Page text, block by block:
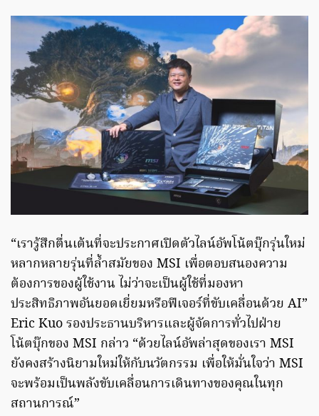
“เรารู้สึกตื่นเต้นที่จะประกาศเปิดตัวไลน์อัพโน้ตบุ๊กรุ่นใหม่
หลากหลายรุ่นที่ล้ำสมัยของ MSI เพื่อตอบสนองความ
ต้องการของผู้ใช้งาน ไม่ว่าจะเป็นผู้ใช้ที่มองหา
ประสิทธิภาพอันยอดเยี่ยมหรือฟีเจอร์ที่ขับเคลื่อนด้วย AI”
Eric Kuo รองประธานบริหารและผู้จัดการทั่วไปฝ่าย
โน้ตบุ๊กของ MSI กล่าว “ด้วยไลน์อัพล่าสุดของเรา MSI
ยังคงสร้างนิยามใหม่ให้กับนวัตกรรม เพื่อให้มั่นใจว่า MSI
จะพร้อมเป็นพลังขับเคลื่อนการเดินทางของคุณในทุก
สถานการณ์”